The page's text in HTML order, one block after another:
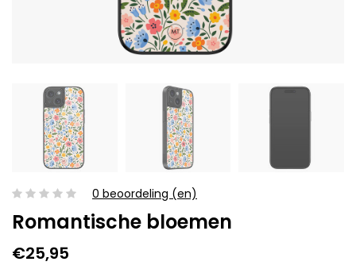
0 beoordeling (en)
Romantische bloemen
€25,95